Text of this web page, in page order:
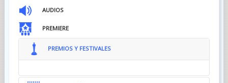
AUDIOS
PREMIERE
PREMIOS Y FESTIVALES